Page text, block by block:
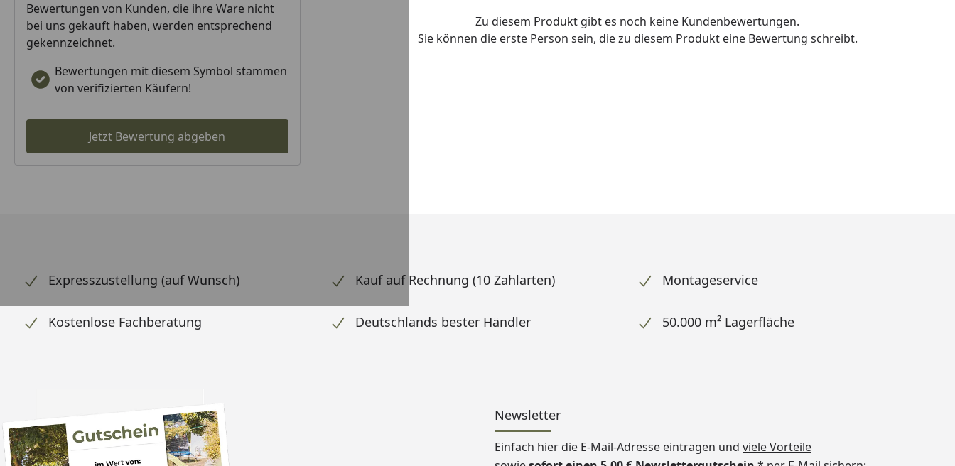
Bewertungen von Kunden, die ihre Ware nicht
bei uns gekauft haben, werden entsprechend
gekennzeichnet.
Bewertungen mit diesem Symbol stammen
von verifizierten Käufern!
Jetzt Bewertung abgeben
Zu diesem Produkt gibt es noch keine Kundenbewertungen.
Sie können die erste Person sein, die zu diesem Produkt eine Bewertung schreibt.
Expresszustellung (auf Wunsch) Kauf auf Rechnung (10 Zahlarten) Montageservice
Kostenlose Fachberatung Deutschlands bester Händler 50.000 m² Lagerfläche
Newsletter
Einfach hier die E-Mail-Adresse eintragen und viele Vorteile